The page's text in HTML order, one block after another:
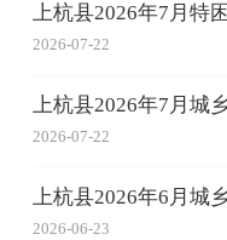
上杭县2026年7月特
2026-07-22
上杭县2026年7月城
2026-07-22
上杭县2026年6月城
2026-06-23